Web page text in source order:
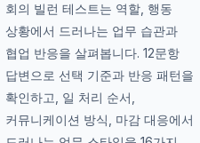
회의 빌런 테스트는 역할, 행동
상황에서 드러나는 업무 습관과
협업 반응을 살펴봅니다. 12문항
답변으로 선택 기준과 반응 패턴을
확인하고, 일 처리 순서,
커뮤니케이션 방식, 마감 대응에서